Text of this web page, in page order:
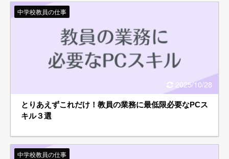
2025/10/28
中学校教員の仕事
とりあえずこれだけ！教員の業務に最低限必要なPCス
キル３選
中学校教員の仕事